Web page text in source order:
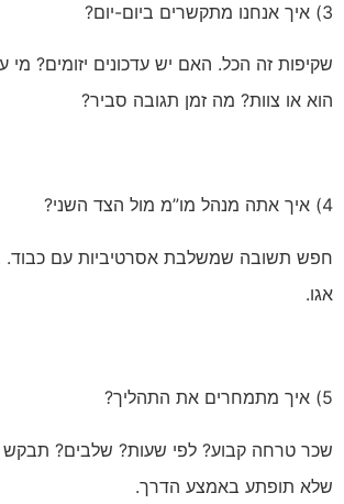
3) איך אנחנו מתקשרים ביום-יום?
שקיפות זה הכל. האם יש עדכונים יזומים? מי
הוא או צוות? מה זמן תגובה סביר?
4) איך אתה מנהל מו”מ מול הצד השני?
חפש תשובה שמשלבת אסרטיביות עם כבוד.
אגו.
5) איך מתמחרים את התהליך?
שכר טרחה קבוע? לפי שעות? שלבים? תבקש
שלא תופתע באמצע הדרך.